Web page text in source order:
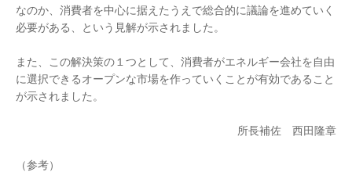
なのか、消費者を中心に据えたうえで総合的に議論を進めていく
必要がある、という見解が示されました。
また、この解決策の１つとして、消費者がエネルギー会社を自由
に選択できるオープンな市場を作っていくことが有効であること
が示されました。
所長補佐 西田隆章
（参考）